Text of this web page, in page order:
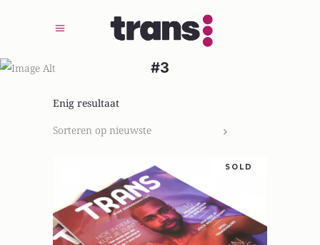
#3
Enig resultaat
Sorteren op nieuwste
SOLD